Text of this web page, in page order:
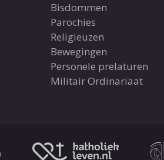
Bisdommen
Parochies
Religieuzen
Bewegingen
Personele prelaturen
Militair Ordinariaat